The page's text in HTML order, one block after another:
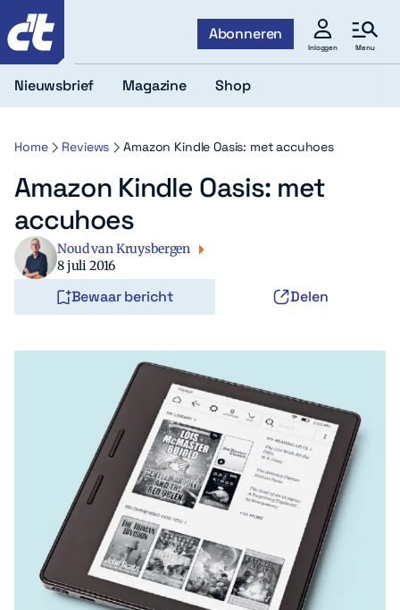
Abonneren
Inloggen Menu
Zoeken
Nieuwsbrief Magazine Shop
Home Reviews Amazon Kindle Oasis: met accuhoes
Amazon Kindle Oasis: met
accuhoes
Noud van Kruysbergen
8 juli 2016
Bewaar bericht Delen